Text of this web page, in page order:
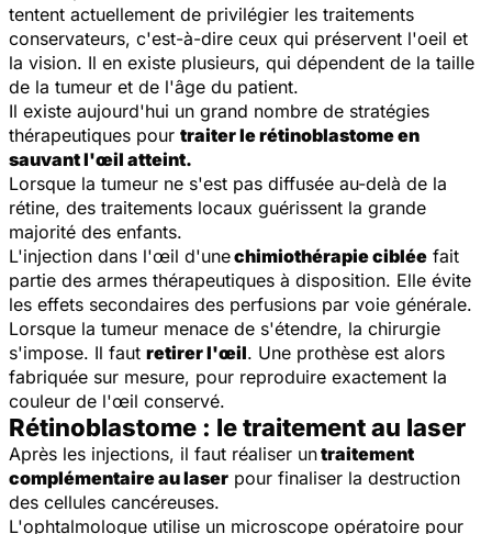
tentent actuellement de privilégier les traitements
conservateurs, c'est-à-dire ceux qui préservent l'oeil et
la vision. Il en existe plusieurs, qui dépendent de la taille
de la tumeur et de l'âge du patient.
Il existe aujourd'hui un grand nombre de stratégies
thérapeutiques pour traiter le rétinoblastome en
sauvant l'œil atteint.
Lorsque la tumeur ne s'est pas diffusée au-delà de la
rétine, des traitements locaux guérissent la grande
majorité des enfants.
L'injection dans l'œil d'unechimiothérapie ciblée fait
partie des armes thérapeutiques à disposition. Elle évite
les effets secondaires des perfusions par voie générale.
Lorsque la tumeur menace de s'étendre, la chirurgie
s'impose. Il faut retirer l'œil. Une prothèse est alors
fabriquée sur mesure, pour reproduire exactement la
couleur de l'œil conservé.
Rétinoblastome : le traitement au laser
Après les injections, il faut réaliser untraitement
complémentaire au laser pour finaliser la destruction
des cellules cancéreuses.
L'ophtalmologue utilise un microscope opératoire pour